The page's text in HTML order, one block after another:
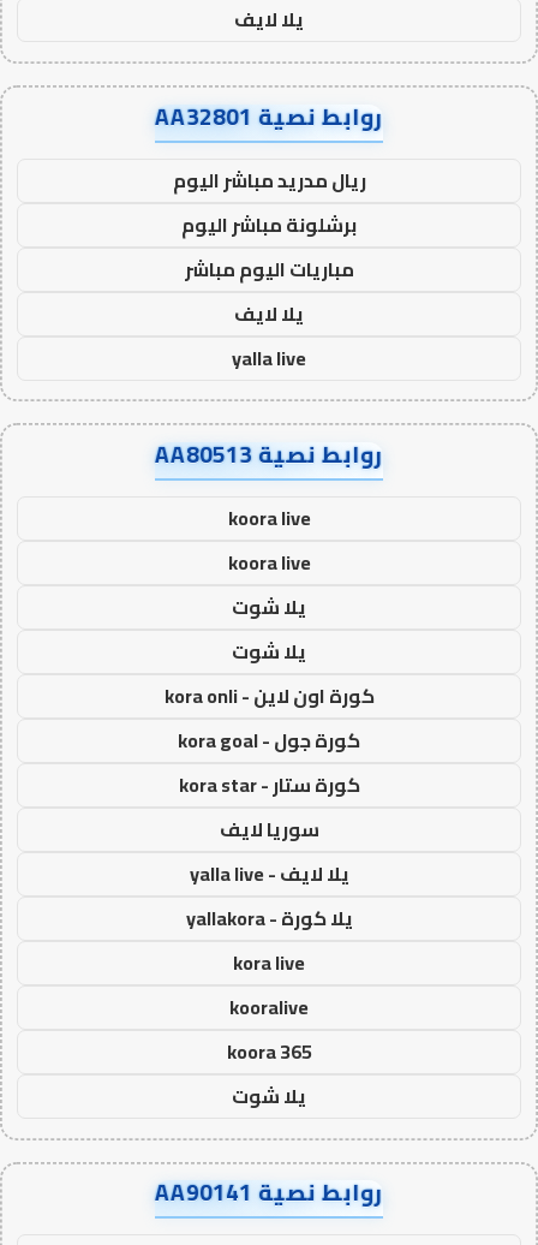
يلا لايف
روابط نصية AA32801
ريال مدريد مباشر اليوم
برشلونة مباشر اليوم
مباريات اليوم مباشر
يلا لايف
yalla live
روابط نصية AA80513
koora live
koora live
يلا شوت
يلا شوت
كورة اون لاين - kora onli
كورة جول - kora goal
كورة ستار - kora star
سوريا لايف
يلا لايف - yalla live
يلا كورة - yallakora
kora live
kooralive
koora 365
يلا شوت
روابط نصية AA90141